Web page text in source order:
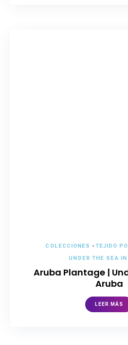
COLECCIONES -TEJIDO
UNDER THE SEA IN
Aruba Plantage |
Aruba
LEER MÁS